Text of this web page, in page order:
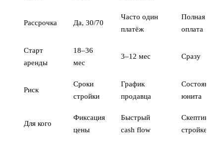
Рассрочка Да, 30/70
Часто один
платёж
Полная
оплата
Старт
аренды
18–36
мес
3–12 мес Сразу
Риск
Сроки
стройки
График
продавца
Состояние
юнита
Для кого
Фиксация
цены
Быстрый
cash flow
Скептик к
стройке